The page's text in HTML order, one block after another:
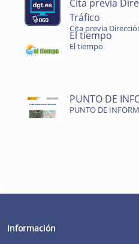
Cita previa
Tráfico
Cita previa
El tiempo
El tiempo
PUNTO DE
PUNTO DE
Información